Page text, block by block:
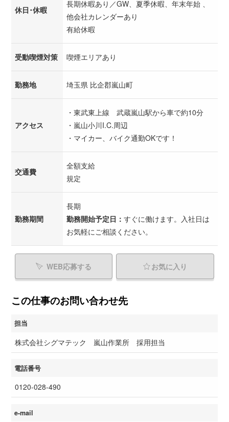
休日･休暇
長期休暇あり／GW、夏季休暇、年末年始 、
他会社カレンダーあり
有給休暇
受動喫煙対策 喫煙エリアあり
勤務地 埼玉県 比企郡嵐山町
アクセス
・東武東上線 武蔵嵐山駅から車で約10分
・嵐山小川I.C.周辺
・マイカー、バイク通勤OKです！
交通費
全額支給
規定
勤務期間
長期
勤務開始予定日： すぐに働けます。入社日は
お気軽にご相談ください。
WEB応募する お気に入り
この仕事のお問い合わせ先
担当
株式会社シグマテック 嵐山作業所 採用担当
電話番号
0120-028-490
e-mail